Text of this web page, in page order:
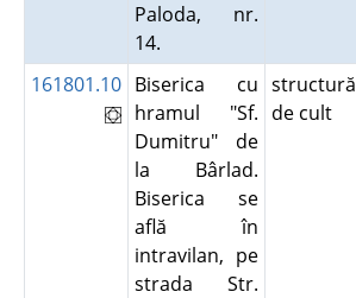
Paloda, nr.
14.
161801.10 Biserica cu
hramul "Sf.
Dumitru" de
la Bârlad.
Biserica se
află în
intravilan, pe
strada Str.
structură
de cult